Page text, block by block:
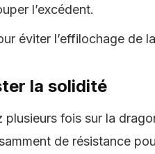
l’excédent.
éviter l’effilochage de
la solidité
plusieurs fois sur la
de résistance